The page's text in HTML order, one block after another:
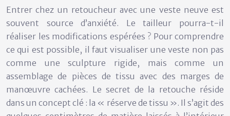
Entrer chez un retoucheur avec une veste neuve est
souvent source d’anxiété. Le tailleur pourra-t-il
réaliser les modifications espérées ? Pour comprendre
ce qui est possible, il faut visualiser une veste non pas
comme une sculpture rigide, mais comme un
assemblage de pièces de tissu avec des marges de
manœuvre cachées. Le secret de la retouche réside
dans un concept clé : la « réserve de tissu ». Il s’agit des